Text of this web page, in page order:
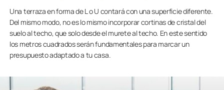
Una terraza en forma de L o U contará con una superficie diferente.
Del mismo modo, no es lo mismo incorporar cortinas de cristal del
suelo al techo, que solo desde el murete al techo. En este sentido
los metros cuadrados serán fundamentales para marcar un
presupuesto adaptado a tu casa.